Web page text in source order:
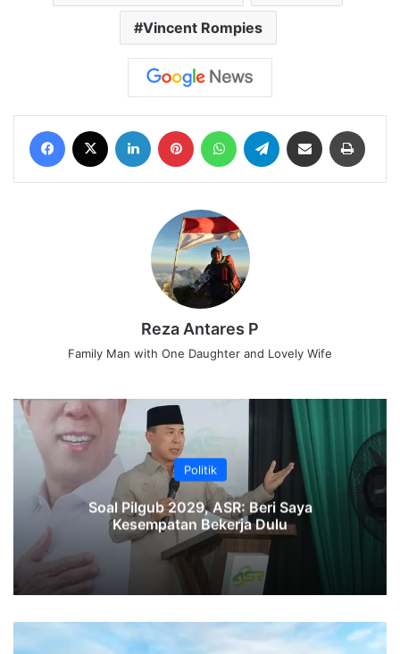
Vincent Rompies
Facebook LinkedIn Pinterest WhatsAppTelegram Share via Email
Reza Antares P
Family Man with One Daughter and Lovely Wife
Politik
‎Soal Pilgub 2029, ASR: Beri Saya
Kesempatan Bekerja Dulu
CASSIA,